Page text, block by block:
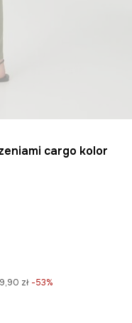
cargo kolor
zł -53%